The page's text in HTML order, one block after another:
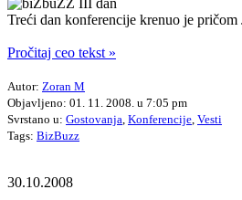
Treći dan konferencije krenuo je pričom
Pročitaj ceo tekst »
Autor: Zoran M
Objavljeno: 01. 11. 2008. u 7:05 pm
Svrstano u: Gostovanja Konferencije Vesti
Tags: BizBuzz
30.10.2008